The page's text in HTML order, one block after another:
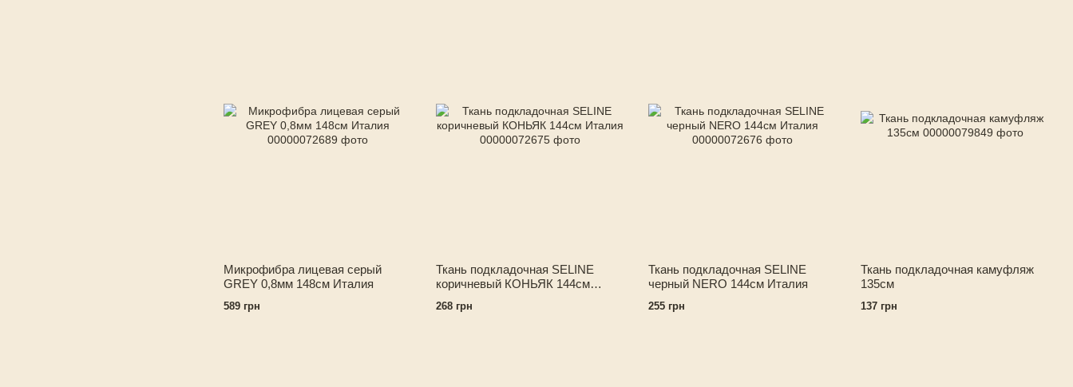
Микрофибра лицевая серый
GREY 0,8мм 148см Италия
589 грн
Ткань подкладочная SELINE
коричневый КОНЬЯК 144см
268 грн
Ткань подкладочная SELINE
черный NERO 144см Италия
255 грн
Ткань подкладочная камуфляж
135см
137 грн